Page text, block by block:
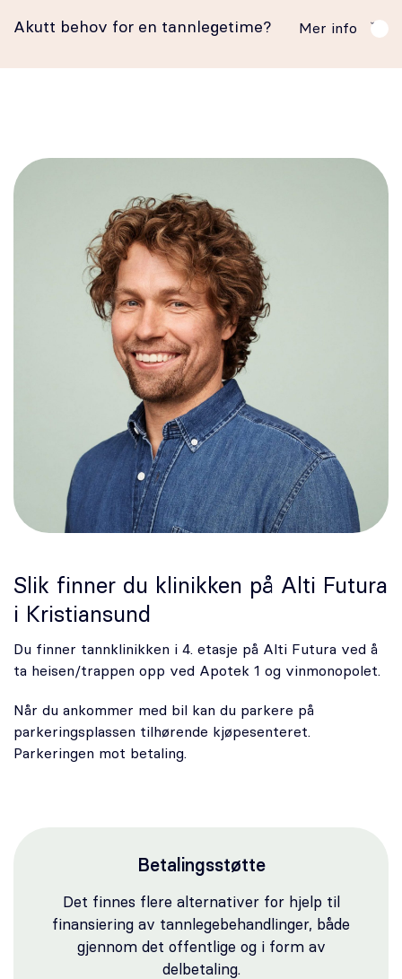
Akutt behov for en tannlegetime? Mer info
Slik finner du klinikken på Alti Futura
i Kristiansund
Du finner tannklinikken i 4. etasje på Alti Futura ved å
ta heisen/trappen opp ved Apotek 1 og vinmonopolet.
Når du ankommer med bil kan du parkere på
parkeringsplassen tilhørende kjøpesenteret.
Parkeringen mot betaling.
Betalingsstøtte
Det finnes flere alternativer for hjelp til
finansiering av tannlegebehandlinger, både
gjennom det offentlige og i form av
delbetaling.